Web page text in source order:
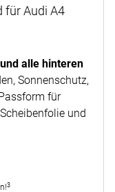
für Audi A4
alle hinteren
Sonnenschutz,
für
und
3